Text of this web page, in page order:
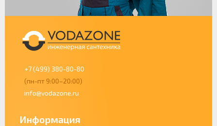
+7 (499) 380-80-80
(пн-пт 9:00–20:00)
info@vodazone.ru
Информация